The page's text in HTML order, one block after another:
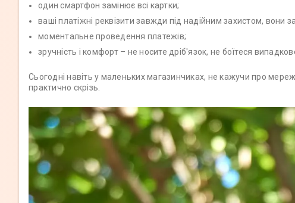
один смартфон замінює всі картки;
ваші платіжні реквізити завжди під надійним захистом, вони
моментальне проведення платежів;
зручність і комфорт – не носите дріб'язок, не боїтеся
Сьогодні навіть у маленьких магазинчиках, не кажучи про
практично скрізь.